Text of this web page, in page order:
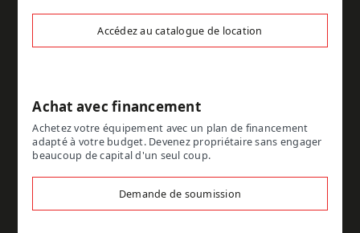
Accédez au catalogue de location
Achat avec financement
Achetez votre équipement avec un plan de financement
adapté à votre budget. Devenez propriétaire sans engager
beaucoup de capital d'un seul coup.
Demande de soumission